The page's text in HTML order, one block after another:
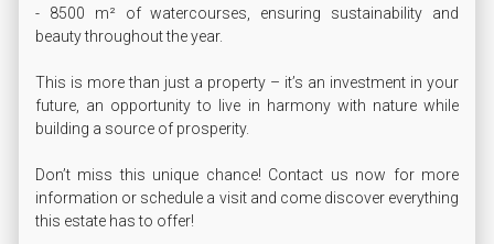
- 8500 m² of watercourses, ensuring sustainability and
beauty throughout the year.
This is more than just a property – it’s an investment in your
future, an opportunity to live in harmony with nature while
building a source of prosperity.
Don’t miss this unique chance! Contact us now for more
information or schedule a visit and come discover everything
this estate has to offer!